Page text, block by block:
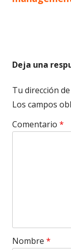
Deja una
Tu dirección
Los campos
Comentario *
Nombre *